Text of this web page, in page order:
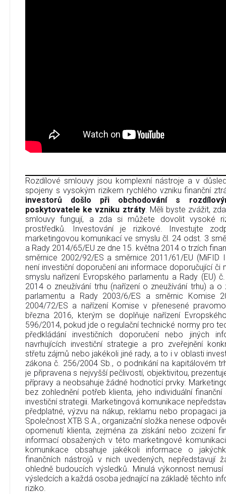
Rozdílové smlouvy jsou komplexní nástroje a v
spojeny s vysokým rizikem rychlého vzniku finanční
investorů došlo při obchodování s
poskytovatele ke vzniku ztráty. Měli byste zvážit,
smlouvy fungují, a zda si můžete dovolit vysoké
prostředků. Investování je rizikové. Investujte
marketingovou komunikací ve smyslu čl. 24 odst. 3
a Rady 2014/65/EU ze dne 15. května 2014 o trzích
směrnice 2002/92/ES a směrnice 2011/61/EU (MiFID
není investiční doporučení ani informace doporučující či
smyslu nařízení Evropského parlamentu a Rady (EU)
2014 o zneužívání trhu (nařízení o zneužívání trhu) a o
parlamentu a Rady 2003/6/ES a směrnic Komise
2004/72/ES a nařízení Komise v přenesené
března 2016, kterým se doplňuje nařízení
596/2014, pokud jde o regulační technické normy pro
předkládání investičních doporučení nebo jiných
navrhujících investiční strategie a pro zveřejnění
střetu zájmů nebo jakékoli jiné rady, a to i v oblasti
zákona č. 256/2004 Sb., o podnikání na kapitálovém
je připravena s nejvyšší pečlivostí, objektivitou,
přípravy a neobsahuje žádné hodnotící prvky.
bez zohlednění potřeb klienta, jeho individuální
investiční strategii. Marketingová komunikace
předplatné, výzvu na nákup, reklamu nebo propagaci
Společnost XTB S.A., organizační složka nenese
opomenutí klienta, zejména za získání nebo zcizení
informací obsažených v této marketingové
komunikace obsahuje jakékoli informace o
finančních nástrojů v nich uvedených, nepředstavují
ohledně budoucích výsledků. Minulá výkonnost
výsledcích a každá osoba jednající na základě těchto
riziko.